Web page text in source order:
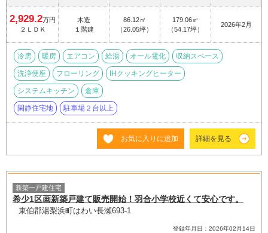
2,929.2万円
２ＬＤＫ
木造
１階建
86.12㎡
（26.05坪）
179.06㎡
（54.17坪）
2026年2月
冷房 暖房 エアコン 給湯 オール電化 収納スペース
洗浄便座 フローリング IHクッキングヒーター
システムキッチン 倉庫
閑静住宅地 駐車場２台以上
お気に入りに追加 詳細を見る
新築一戸建住宅
希少1区画新築戸建て販売開始！羽合小学校近くて安心です。
東伯郡湯梨浜町はわい長瀬693-1
登録年月日：2026年02月14日